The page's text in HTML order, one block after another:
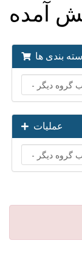
آمده
بندی ها
عملیات